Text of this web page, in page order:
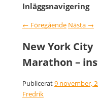
Inläggsnavigering
← Föregående Nästa →
New York City
Marathon –
Publicerat9 november,
Fredrik